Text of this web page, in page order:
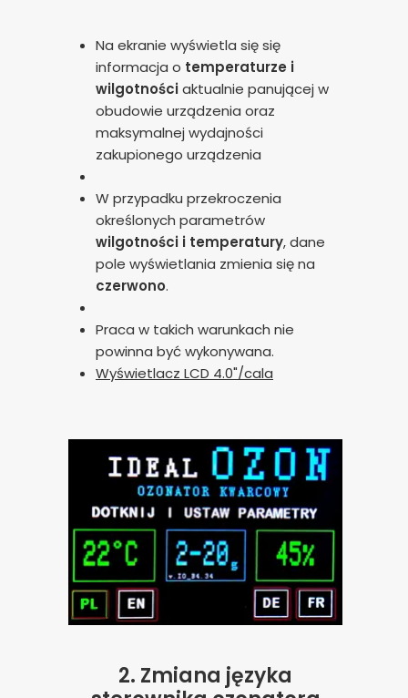
Na ekranie wyświetla się się
informacja o temperaturze i
wilgotnościaktualnie panującej w
obudowie urządzenia oraz
maksymalnej wydajności
zakupionego urządzenia
W przypadku przekroczenia
określonych parametrów
wilgotności i temperatury, dane
pole wyświetlania zmienia się na
czerwono.
Praca w takich warunkach nie
powinna być wykonywana.
Wyświetlacz LCD 4.0"/cala
2. Zmiana języka